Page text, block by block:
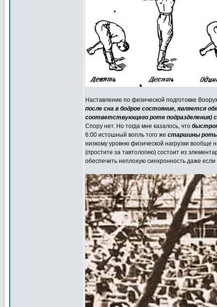
Наставление по физической подготовке
после сна в бодрое состояние, является
соответствующего роте
Спору нет. Но тогда мне казалось, что
6:00 истошный вопль того же старшины роты
низкому уровню физической нагрузки вообще
(простите за тавтологию) состоит из
обеспечить неплохую синхронность даже